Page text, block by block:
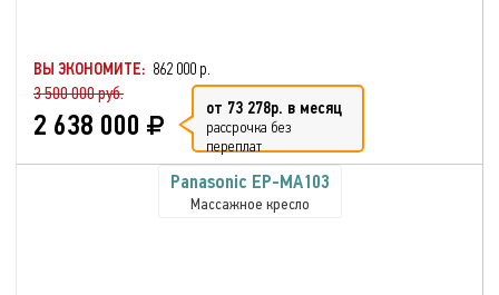
ВЫ ЭКОНОМИТЕ: 862 000 р.
3 500 000 руб.
2 638 000 от 73 278р. в месяц
рассрочка без
переплат
Panasonic EP-MA103
Массажное кресло